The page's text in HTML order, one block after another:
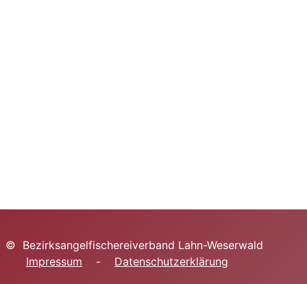
© Bezirksangelfischereiverband Lahn-Weserwald
Impressum - Datenschutzerklärung